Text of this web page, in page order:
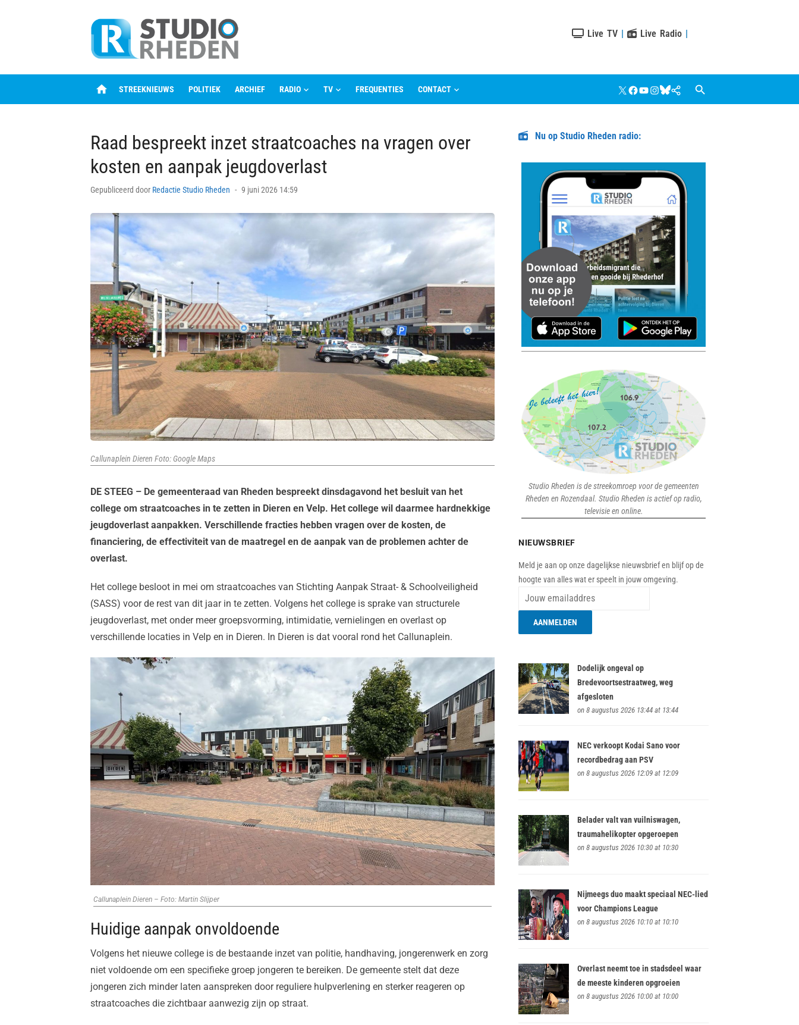
Live TV | Live Radio |
home STREEKNIEUWS POLITIEK ARCHIEF RADIO TV FREQUENTIES CONTACT X Facebook
YouTube
Instagram
Bluesky
Google
Nieuws
Raad bespreekt inzet straatcoaches na vragen over
kosten en aanpak jeugdoverlast
Gepubliceerd door Redactie Studio Rheden
Posted
9 juni 2026 14:59
Callunaplein Dieren Foto: Google Maps
DE STEEG – De gemeenteraad van Rheden bespreekt dinsdagavond het besluit van het
college om straatcoaches in te zetten in Dieren en Velp. Het college wil daarmee hardnekkige
jeugdoverlast aanpakken. Verschillende fracties hebben vragen over de kosten, de
financiering, de effectiviteit van de maatregel en de aanpak van de problemen achter de
overlast.
Het college besloot in mei om straatcoaches van Stichting Aanpak Straat- & Schoolveiligheid
(SASS) voor de rest van dit jaar in te zetten. Volgens het college is sprake van structurele
jeugdoverlast, met onder meer groepsvorming, intimidatie, vernielingen en overlast op
verschillende locaties in Velp en in Dieren. In Dieren is dat vooral rond het Callunaplein.
Callunaplein Dieren – Foto: Martin Slijper
Huidige aanpak onvoldoende
Volgens het nieuwe college is de bestaande inzet van politie, handhaving, jongerenwerk en zorg
niet voldoende om een specifieke groep jongeren te bereiken. De gemeente stelt dat deze
jongeren zich minder laten aanspreken door reguliere hulpverlening en sterker reageren op
straatcoaches die zichtbaar aanwezig zijn op straat.
Nu op Studio Rheden radio:
Studio Rheden is de streekomroep voor de gemeenten
Rheden en Rozendaal. Studio Rheden is actief op radio,
televisie en online.
NIEUWSBRIEF
Meld je aan op onze dagelijkse nieuwsbrief en blijf op de
hoogte van alles wat er speelt in jouw omgeving.
Dodelijk ongeval op
Bredevoortsestraatweg, weg
afgesloten
on 8 augustus 2026 13:44 at 13:44
NEC verkoopt Kodai Sano voor
recordbedrag aan PSV
on 8 augustus 2026 12:09 at 12:09
Belader valt van vuilniswagen,
traumahelikopter opgeroepen
on 8 augustus 2026 10:30 at 10:30
Nijmeegs duo maakt speciaal NEC-lied
voor Champions League
on 8 augustus 2026 10:10 at 10:10
Overlast neemt toe in stadsdeel waar
de meeste kinderen opgroeien
on 8 augustus 2026 10:00 at 10:00